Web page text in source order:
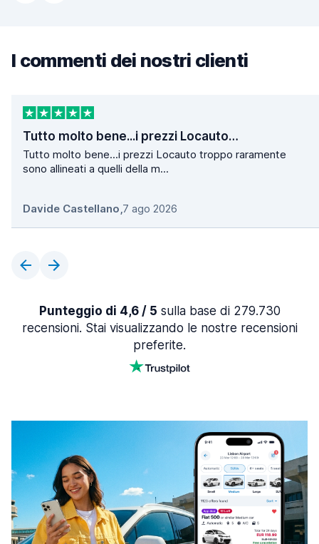
I commenti dei nostri clienti
Tutto molto bene...i prezzi Locauto…
Tutto molto bene...i prezzi Locauto troppo raramente
sono allineati a quelli della m...
Davide Castellano,7 ago 2026
Punteggio di 4,6 / 5 sulla base di 279.730
recensioni. Stai visualizzando le nostre recensioni
preferite.